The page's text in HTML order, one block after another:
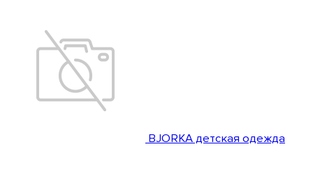
BJORKA детская одежда